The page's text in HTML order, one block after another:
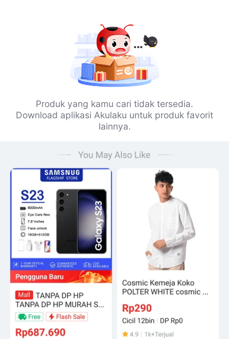
Produk yang kamu cari tidak tersedia.
Download aplikasi Akulaku untuk produk favorit
lainnya.